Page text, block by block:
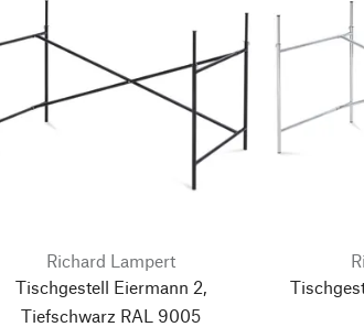
Richard Lampert
Tischgestell Eiermann 2,
Tiefschwarz RAL 9005